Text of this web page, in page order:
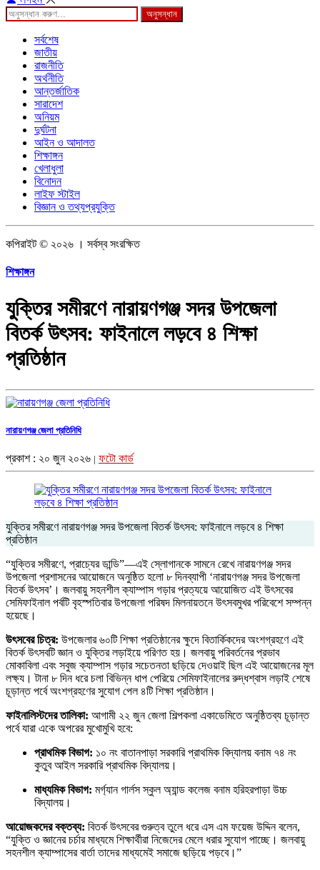
অনুসন্ধান
সর্বশেষ
জাতীয়
রাজনীতি
অর্থনীতি
আন্তর্জাতিক
সারাদেশ
অনিয়ম
দুর্ঘটনা
আইন ও আদালত
শিক্ষাঙ্গন
খেলাধুলা
বিনোদন
লাইফ স্টাইল
বিজ্ঞান ও তথ্যপ্রযুক্তি
কপিরাইট © ২০২৬ । সর্বস্ব সংরক্ষিত
শিক্ষাঙ্গন
যুক্তির সমীরণে নারায়ণগঞ্জ সদর উপজেলা
বিতর্ক উৎসব: ফাইনালে লড়বে ৪ শিক্ষা
প্রতিষ্ঠান
নারায়ণগঞ্জ জেলা প্রতিনিধি
প্রকাশ : ২০ জুন ২০২৬ | ফটো কার্ড
যুক্তির সমীরণে নারায়ণগঞ্জ সদর উপজেলা বিতর্ক উৎসব: ফাইনালে লড়বে ৪ শিক্ষা
প্রতিষ্ঠান
“যুক্তির সমীরণে, প্রাচ্যের ডান্ডি”—এই স্লোগানকে সামনে রেখে নারায়ণগঞ্জ সদর
উপজেলা প্রশাসনের আয়োজনে অনুষ্ঠিত হলো ৮ দিনব্যাপী ‘নারায়ণগঞ্জ সদর উপজেলা
বিতর্ক উৎসব’। জলবায়ু সহনশীল ক্যাম্পাস গড়ার প্রত্যয়ে আয়োজিত এই উৎসবের
সেমিফাইনাল পর্বটি বৃহস্পতিবার উপজেলা পরিষদ মিলনায়তনে উৎসবমুখর পরিবেশে সম্পন্ন
হয়েছে।
উৎসবের চিত্র: উপজেলার ৬০টি শিক্ষা প্রতিষ্ঠানের ক্ষুদে বিতার্কিকদের অংশগ্রহণে এই
বিতর্ক উৎসবটি জ্ঞান ও যুক্তির লড়াইয়ে পরিণত হয়। জলবায়ু পরিবর্তনের প্রভাব
মোকাবিলা এবং সবুজ ক্যাম্পাস গড়ার সচেতনতা ছড়িয়ে দেওয়াই ছিল এই আয়োজনের মূল
লক্ষ্য। টানা ৮ দিন ধরে চলা বিভিন্ন ধাপ পেরিয়ে সেমিফাইনালের রুদ্ধশ্বাস লড়াই শেষে
চূড়ান্ত পর্বে অংশগ্রহণের সুযোগ পেল ৪টি শিক্ষা প্রতিষ্ঠান।
ফাইনালিস্টদের তালিকা: আগামী ২২ জুন জেলা শিল্পকলা একাডেমিতে অনুষ্ঠিতব্য চূড়ান্ত
পর্বে যারা একে অপরের মুখোমুখি হবে:
প্রাথমিক বিভাগ: ১০ নং বাতানপাড়া সরকারি প্রাথমিক বিদ্যালয় বনাম ৭৪ নং
কুতুব আইল সরকারি প্রাথমিক বিদ্যালয়।
মাধ্যমিক বিভাগ: মর্গ্যান গার্লস স্কুল অ্যান্ড কলেজ বনাম হরিহরপাড়া উচ্চ
বিদ্যালয়।
আয়োজকদের বক্তব্য: বিতর্ক উৎসবের গুরুত্ব তুলে ধরে এস এম ফয়েজ উদ্দিন বলেন,
“যুক্তি ও জ্ঞানের চর্চার মাধ্যমে শিক্ষার্থীরা নিজেদের মেলে ধরার সুযোগ পাচ্ছে। জলবায়ু
সহনশীল ক্যাম্পাসের বার্তা তাদের মাধ্যমেই সমাজে ছড়িয়ে পড়বে।”